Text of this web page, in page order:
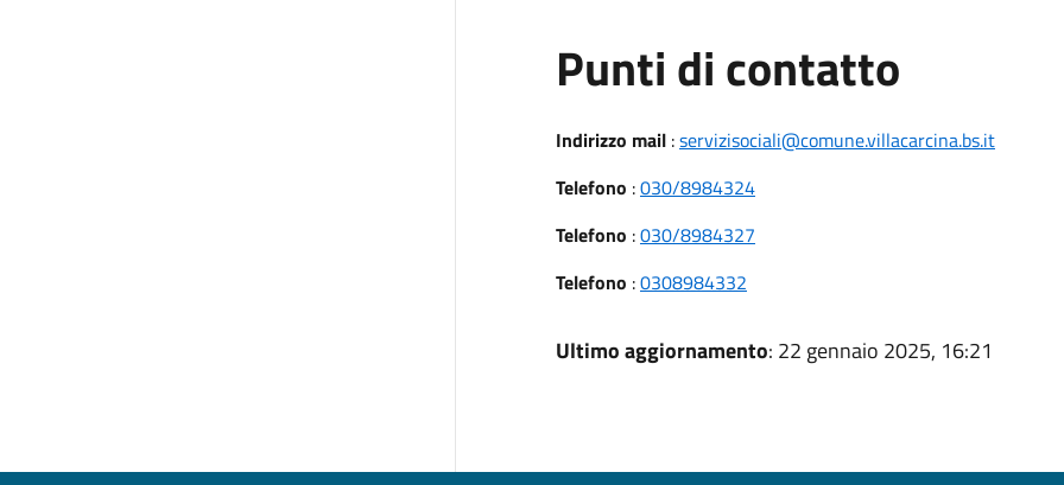
Punti di contatto
Indirizzo mail:servizisociali@comune.villacarcina.bs.it
Telefono :030/8984324
Telefono :030/8984327
Telefono :0308984332
Ultimo aggiornamento: 22 gennaio 2025, 16:21